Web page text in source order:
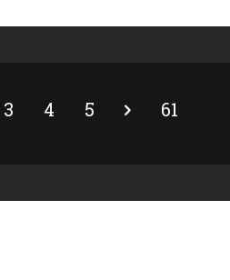
3 4 5 61